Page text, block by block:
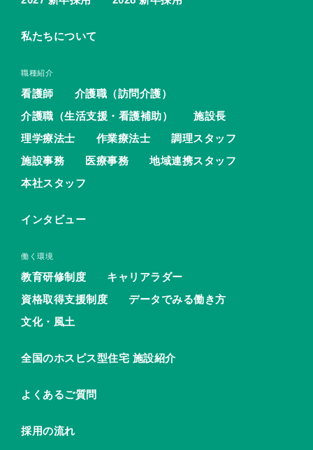
私たちについて
職種紹介
看護師
介護職（訪問介護）
介護職（生活支援・看護補助）
施設長
理学療法士
作業療法士
調理スタッフ
施設事務
医療事務
地域連携スタッフ
本社スタッフ
インタビュー
働く環境
教育研修制度
キャリアラダー
資格取得支援制度
データでみる働き方
文化・風土
全国のホスピス型住宅 施設紹介
よくあるご質問
採用の流れ